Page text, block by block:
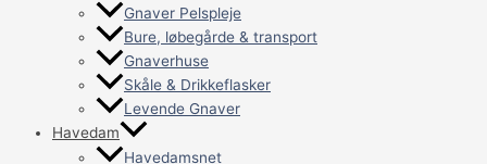
Gnaver Pelspleje
Bure, løbegårde & transport
Gnaverhuse
Skåle & Drikkeflasker
Levende Gnaver
Havedam
Havedamsnet